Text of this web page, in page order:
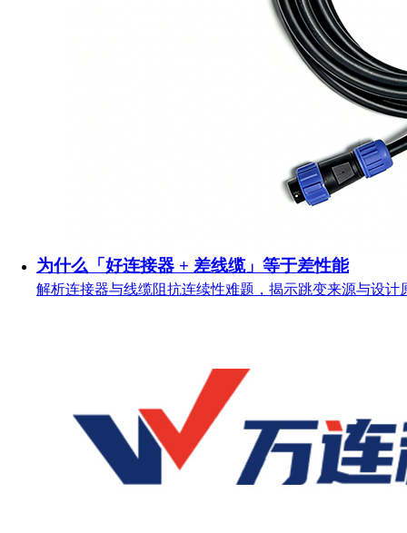
为什么「好连接器 + 差线缆」等于差性能
解析连接器与线缆阻抗连续性难题，揭示跳变来源与设计